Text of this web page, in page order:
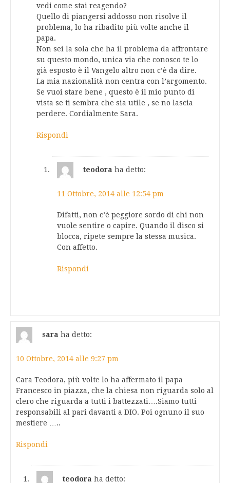
vedi come stai reagendo?
Quello di piangersi addosso non risolve il
problema, lo ha ribadito più volte anche il
papa.
Non sei la sola che ha il problema da affrontare
su questo mondo, unica via che conosco te lo
già esposto è il Vangelo altro non c’è da dire.
La mia nazionalità non centra con l’argomento.
Se vuoi stare bene , questo è il mio punto di
vista se ti sembra che sia utile , se no lascia
perdere. Cordialmente Sara.
Rispondi
teodora ha detto:
11 Ottobre, 2014 alle 12:54 pm
Difatti, non c’è peggiore sordo di chi non
vuole sentire o capire. Quando il disco si
blocca, ripete sempre la stessa musica.
Con affetto.
Rispondi
sara ha detto:
10 Ottobre, 2014 alle 9:27 pm
Cara Teodora, più volte lo ha affermato il papa
Francesco in piazza, che la chiesa non riguarda solo al
clero che riguarda a tutti i battezzati….Siamo tutti
responsabili al pari davanti a DIO. Poi ognuno il suo
mestiere …..
Rispondi
teodora ha detto: